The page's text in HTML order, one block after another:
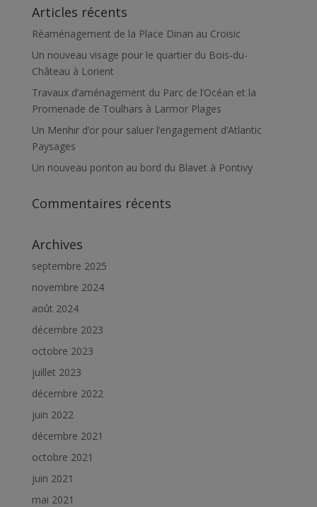
Articles récents
Réaménagement de la Place Dinan au Croisic
Un nouveau visage pour le quartier du Bois-du-
Château à Lorient
Travaux d’aménagement du Parc de l’Océan et la
Promenade de Toulhars à Larmor Plages
Un Menhir d’or pour saluer l’engagement d’Atlantic
Paysages
Un nouveau ponton au bord du Blavet à Pontivy
Commentaires récents
Archives
septembre 2025
novembre 2024
août 2024
décembre 2023
octobre 2023
juillet 2023
décembre 2022
juin 2022
décembre 2021
octobre 2021
juin 2021
mai 2021